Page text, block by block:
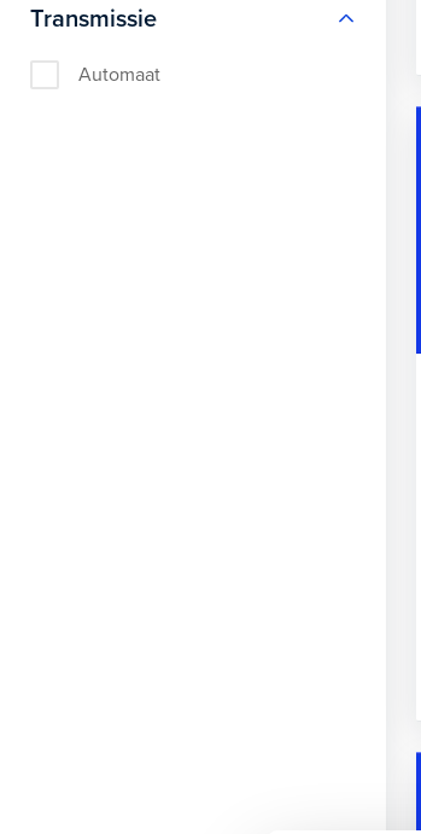
Transmissie
Automaat